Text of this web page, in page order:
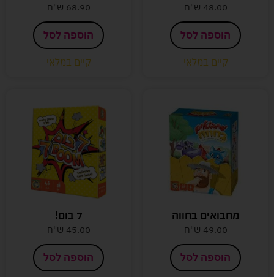
48.00 ש"ח
הוספה לסל
קיים במלאי
68.90 ש"ח
הוספה לסל
קיים במלאי
מחבואים בחווה
49.00 ש"ח
הוספה לסל
7 בום!
45.00 ש"ח
הוספה לסל